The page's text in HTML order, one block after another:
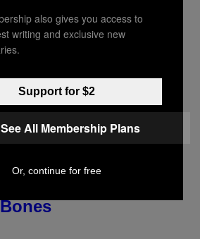
Galiher
– CORBIS/CORBIS VIA GETTY
Smith Wants a
Music Streaming
Spotify’s
also gives you access to
writing and exclusive new
Support for $2
See All Membership Plans
Or, continue for free